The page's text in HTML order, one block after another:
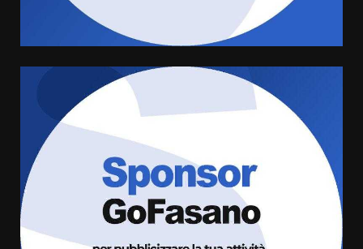
cittadina di Fratelli d’Italia,
pronta a tornare in Consiglio
comunale
6 Agosto 2026 08:00
Cura dei beni comuni e
cittadinanza attiva: online
l’avviso per la gestione
condivisa della Villetta di
Laureto